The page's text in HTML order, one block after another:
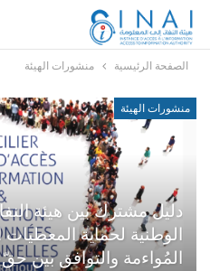
الصفحة الرئيسية منشورات الهيئة
منشورات الهيئة
دليل مشترك بين هيئة
الوطنية لحماية
المُواءمة والتوافق بين